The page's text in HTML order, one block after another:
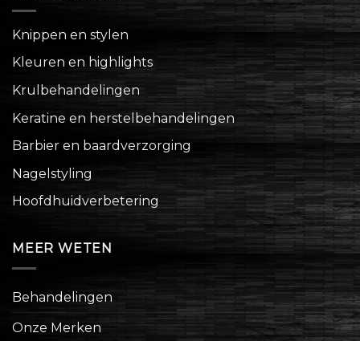
Knippen en stylen
Kleuren en highlights
Krulbehandelingen
Keratine en herstelbehandelingen
Barbier en baardverzorging
Nagelstyling
Hoofdhuidverbetering
MEER WETEN
Behandelingen
Onze Merken